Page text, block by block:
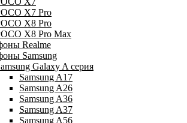
X7 Pro
X8 Pro
X8 Pro Max
Realme
Samsung
Galaxy A серия
Samsung A17
Samsung A26
Samsung A36
Samsung A37
Samsung A56